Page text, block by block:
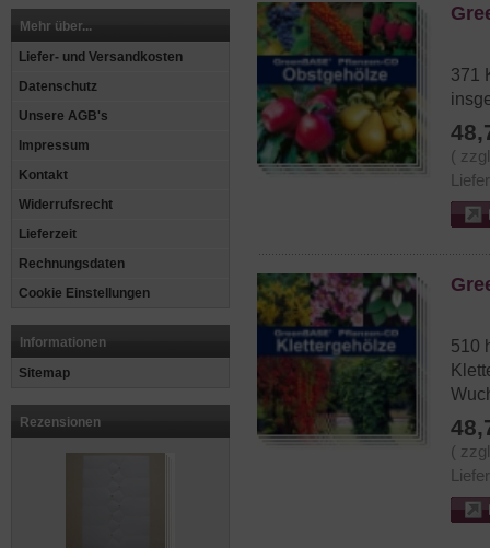
Mehr über...
Liefer- und Versandkosten
Datenschutz
Unsere AGB's
Impressum
Kontakt
Widerrufsrecht
Lieferzeit
Rechnungsdaten
Cookie Einstellungen
Informationen
Sitemap
Rezensionen
371
(
510
(